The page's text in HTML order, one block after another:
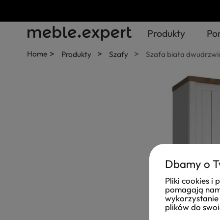
Produkty
Home > Produkty > Szafy > Szafa biała
Dbamy o
Pliki cookies i
pomagają
wykorzystanie
plików do